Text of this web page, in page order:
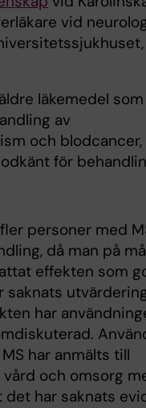
vid
läkemedel
av
och
för
personer med
då man på
effekten som
saknats
har
har anmälts till
och omsorg
har saknats